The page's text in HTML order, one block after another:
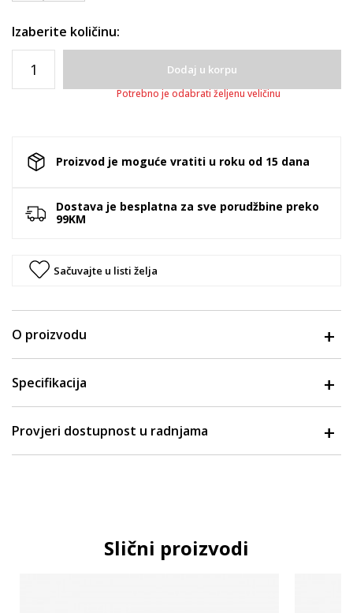
Izaberite količinu:
Dodaj u korpu
Potrebno je odabrati željenu veličinu
Proizvod je moguće vratiti u roku od 15 dana
Dostava je besplatna za sve porudžbine preko
99KM
Sačuvajte u listi želja
O proizvodu
Specifikacija
Provjeri dostupnost u radnjama
Slični proizvodi